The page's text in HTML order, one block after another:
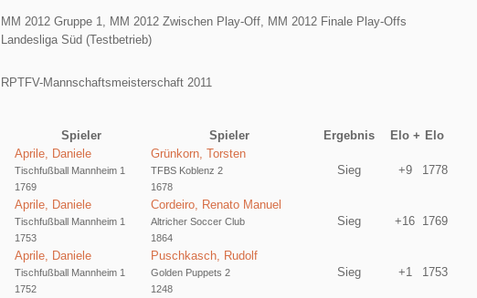
MM 2012 Gruppe 1, MM 2012 Zwischen Play-Off, MM 2012 Finale Play-Offs
Landesliga Süd (Testbetrieb)
RPTFV-Mannschaftsmeisterschaft 2011
Spieler Spieler Ergebnis Elo + Elo
Aprile, Daniele
Tischfußball Mannheim 1
1769
Grünkorn, Torsten
TFBS Koblenz 2
1678
Sieg +9 1778
Aprile, Daniele
Tischfußball Mannheim 1
1753
Cordeiro, Renato Manuel
Altricher Soccer Club
1864
Sieg +16 1769
Aprile, Daniele
Tischfußball Mannheim 1
1752
Puschkasch, Rudolf
Golden Puppets 2
1248
Sieg +1 1753